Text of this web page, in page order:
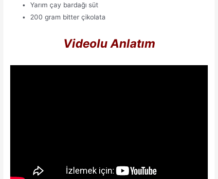
Yarım çay bardağı süt
200 gram bitter çikolata
Videolu Anlatım